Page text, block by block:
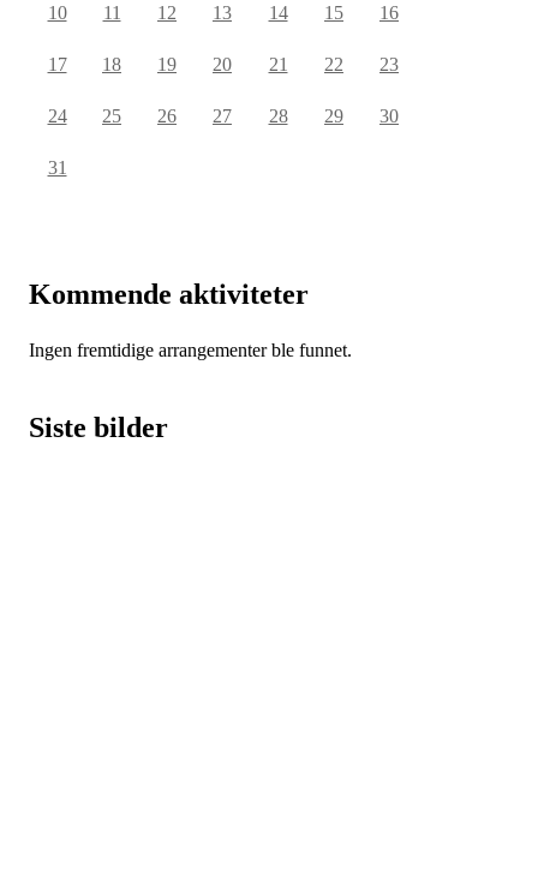
10 11 12 13 14 15 16
17 18 19 20 21 22 23
24 25 26 27 28 29 30
31
Kommende aktiviteter
Ingen fremtidige arrangementer ble funnet.
Siste bilder